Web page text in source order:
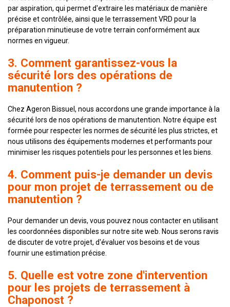
par aspiration, qui permet d'extraire les matériaux de manière
précise et contrôlée, ainsi que le terrassement VRD pour la
préparation minutieuse de votre terrain conformément aux
normes en vigueur.
3. Comment garantissez-vous la
sécurité lors des opérations de
manutention ?
Chez Ageron Bissuel, nous accordons une grande importance à la
sécurité lors de nos opérations de manutention. Notre équipe est
formée pour respecter les normes de sécurité les plus strictes, et
nous utilisons des équipements modernes et performants pour
minimiser les risques potentiels pour les personnes et les biens.
4. Comment puis-je demander un devis
pour mon projet de terrassement ou de
manutention ?
Pour demander un devis, vous pouvez nous contacter en utilisant
les coordonnées disponibles sur notre site web. Nous serons ravis
de discuter de votre projet, d'évaluer vos besoins et de vous
fournir une estimation précise.
5. Quelle est votre zone d'intervention
pour les projets de terrassement à
Chaponost ?